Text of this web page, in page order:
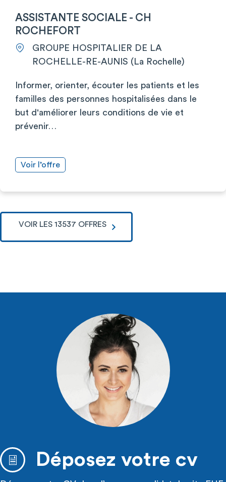
ASSISTANTE SOCIALE - CH
ROCHEFORT
GROUPE HOSPITALIER DE LA
ROCHELLE-RE-AUNIS (La Rochelle)
Informer, orienter, écouter les patients et les
familles des personnes hospitalisées dans le
but d'améliorer leurs conditions de vie et
prévenir…
Voir l’offre
VOIR LES 13537 OFFRES
Déposez votre cv